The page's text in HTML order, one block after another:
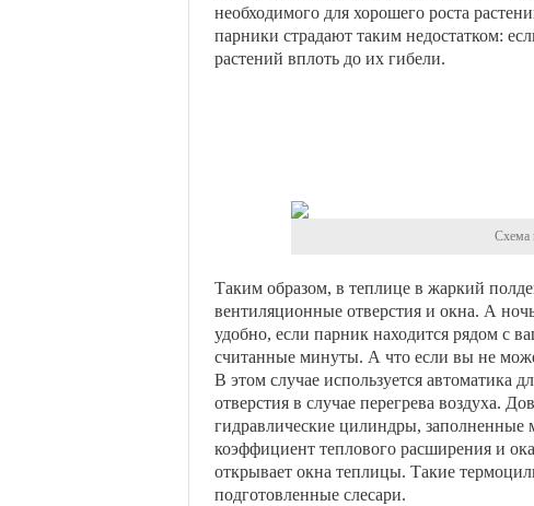
необходимого для хорошего роста
парники страдают таким недостатком:
растений вплоть до их гибели.
Схема
Таким образом, в теплице в жаркий
вентиляционные отверстия и окна. А
удобно, если парник находится рядом с
считанные минуты. А что если вы не
В этом случае используется автоматика
отверстия в случае перегрева воздуха.
гидравлические цилиндры,
коэффициент теплового расширения и
открывает окна теплицы. Такие
подготовленные слесари.